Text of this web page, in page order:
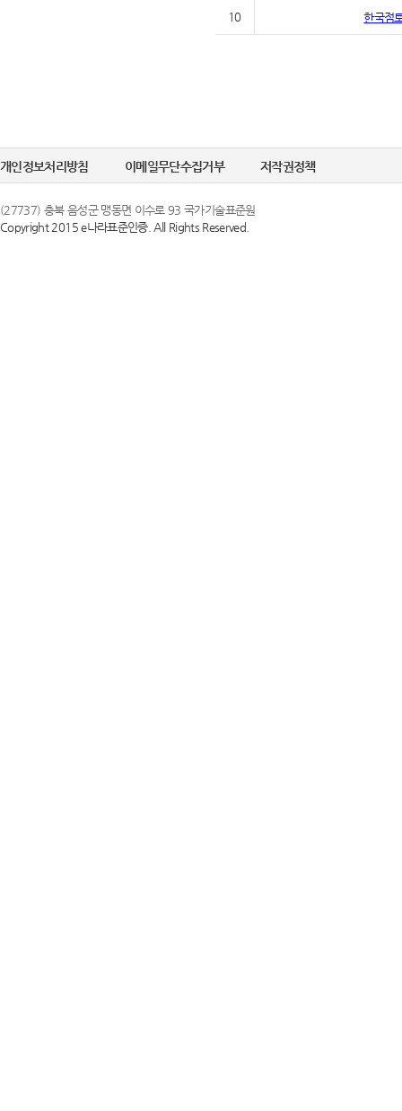
10 한국점
개인정보처리방침 이메일무단수집거부 저작권정책
(27737) 충북 음성군 맹동면 이수로 93 국가기술표준원
Copyright 2015 e나라표준인증. All Rights Reserved.